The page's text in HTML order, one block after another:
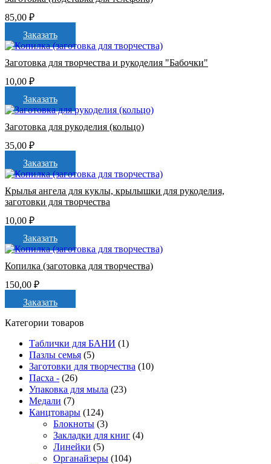
85,00 ₽
Заказать
Заготовка для творчества и рукоделия "Бабочки"
10,00 ₽
Заказать
Заготовка для рукоделия (кольцо)
35,00 ₽
Заказать
Крылья ангела для куклы, крылышки для рукоделия,
заготовки для творчества
10,00 ₽
Заказать
Копилка (заготовка для творчества)
150,00 ₽
Заказать
Категории товаров
Таблички для БАНИ (1)
Пазлы семья (5)
Заготовки для творчества (10)
Пасха - (26)
Упаковка для мыла (23)
Медали (7)
Канцтовары (124)
Блокноты (3)
Закладки для книг (4)
Линейки (5)
Органайзеры (104)